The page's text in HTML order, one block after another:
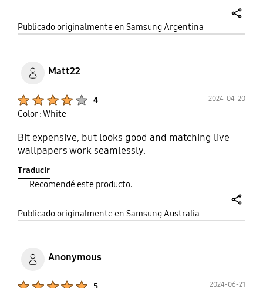
Publicado originalmente en Samsung Argentina
Matt22
4 2024-04-20
Color : White
Bit expensive, but looks good and matching live
wallpapers work seamlessly.
Traducir
Recomendé este producto.
Publicado originalmente en Samsung Australia
Anonymous
2024-06-21